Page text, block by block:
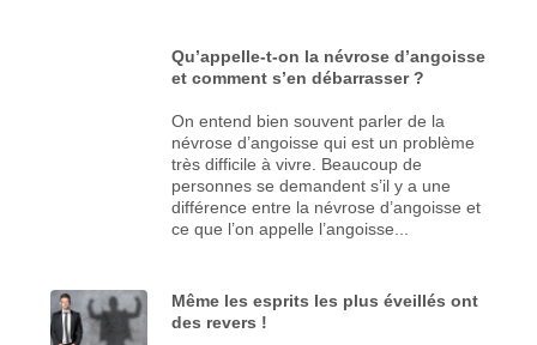
Qu’appelle-t-on la névrose d’angoisse
et comment s’en débarrasser ?
On entend bien souvent parler de la
névrose d’angoisse qui est un problème
très difficile à vivre. Beaucoup de
personnes se demandent s’il y a une
différence entre la névrose d’angoisse et
ce que l’on appelle l’angoisse...
Même les esprits les plus éveillés ont
des revers !